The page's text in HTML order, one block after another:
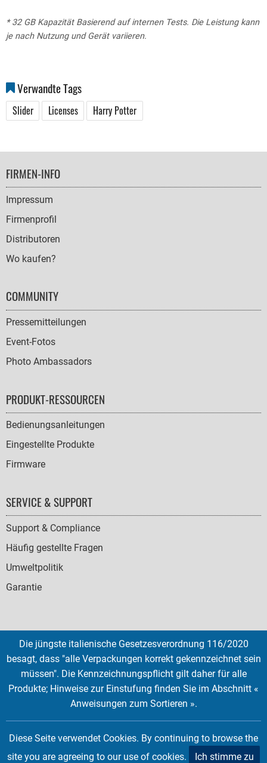
* 32 GB Kapazität Basierend auf internen Tests. Die Leistung kann
je nach Nutzung und Gerät variieren.
Verwandte Tags
Slider Licenses Harry Potter
FOOTER
NAVIGATION
FIRMEN-INFO
Impressum
Firmenprofil
Distributoren
Wo kaufen?
COMMUNITY
Pressemitteilungen
Event-Fotos
Photo Ambassadors
PRODUKT-RESSOURCEN
Bedienungsanleitungen
Eingestellte Produkte
Firmware
SERVICE & SUPPORT
Support & Compliance
Häufig gestellte Fragen
Umweltpolitik
Garantie
SOCIAL
ICONS
English French Deutsch Italian Español
Copyright © 2026 EMTEC, All rights reserved.
EMTEC® IS A REGISTERED TRADEMARK OF THE DEXXON GROUP.
Die jüngste italienische Gesetzesverordnung 116/2020
besagt, dass "alle Verpackungen korrekt gekennzeichnet sein
müssen". Die Kennzeichnungspflicht gilt daher für alle
Produkte; Hinweise zur Einstufung finden Sie im Abschnitt «
Anweisungen zum Sortieren ».
Diese Seite verwendet Cookies. By continuing to browse the
site you are agreeing to our use of cookies.
Ich stimme zu